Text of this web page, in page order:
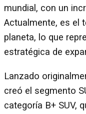
mundial, con un
Actualmente, es el
planeta, lo que
estratégica de
Lanzado
creó el segmento
categoría B+ SUV,